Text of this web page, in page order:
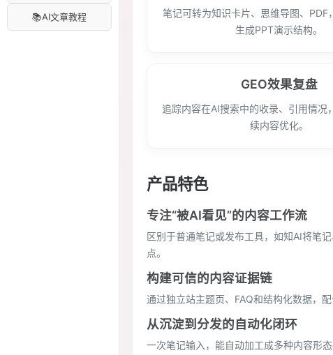
📚AI文章教程
笔记可转为知识卡片、思维导图、PDF
生成PPT演示结构。
GEO效果复盘
追踪内容在AI搜索中的收录、引用情况
续内容优化。
产品特色
专注“被AI看见”的内容工作流
区别于普通笔记或发布工具，如知AI将笔
点。
构建可信的内容证据链
通过独立站主题页、FAQ和结构化数据，
从沉淀到分发的自动化闭环
一次笔记输入，能自动加工成多种内容形